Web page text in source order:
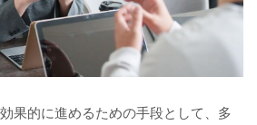
果的に進めるための手段として、多